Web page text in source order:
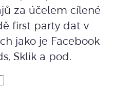
za účelem cílené
first party dat v
jako je Facebook
Sklik a pod.